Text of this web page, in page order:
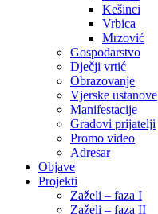
Kešinci
Vrbica
Mrzović
Gospodarstvo
Dječji vrtić
Obrazovanje
Vjerske ustanove
Manifestacije
Gradovi prijatelji
Promo video
Adresar
Objave
Projekti
Zaželi – faza I
Zaželi – faza II